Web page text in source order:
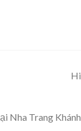
Nha Trang